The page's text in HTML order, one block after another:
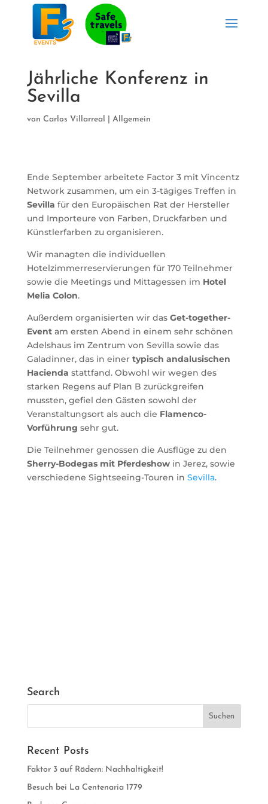
Jährliche Konferenz in
Sevilla
von Carlos Villarreal | Allgemein
Ende September arbeitete Factor 3 mit Vincentz
Network zusammen, um ein 3-tägiges Treffen in
Sevilla für den Europäischen Rat der Hersteller
und Importeure von Farben, Druckfarben und
Künstlerfarben zu organisieren.
Wir managten die individuellen
Hotelzimmerreservierungen für 170 Teilnehmer
sowie die Meetings und Mittagessen im Hotel
Melia Colon.
Außerdem organisierten wir das Get-together-
Eventam ersten Abend in einem sehr schönen
Adelshaus im Zentrum von Sevilla sowie das
Galadinner, das in einer typisch andalusischen
Hacienda stattfand. Obwohl wir wegen des
starken Regens auf Plan B zurückgreifen
mussten, gefiel den Gästen sowohl der
Veranstaltungsort als auch die Flamenco-
Vorführung sehr gut.
Die Teilnehmer genossen die Ausflüge zu den
Sherry-Bodegas mit Pferdeshowin Jerez, sowie
verschiedene Sightseeing-Touren in Sevilla.
Search
Recent Posts
Faktor 3 auf Rädern: Nachhaltigkeit!
Besuch bei La Centenaria 1779